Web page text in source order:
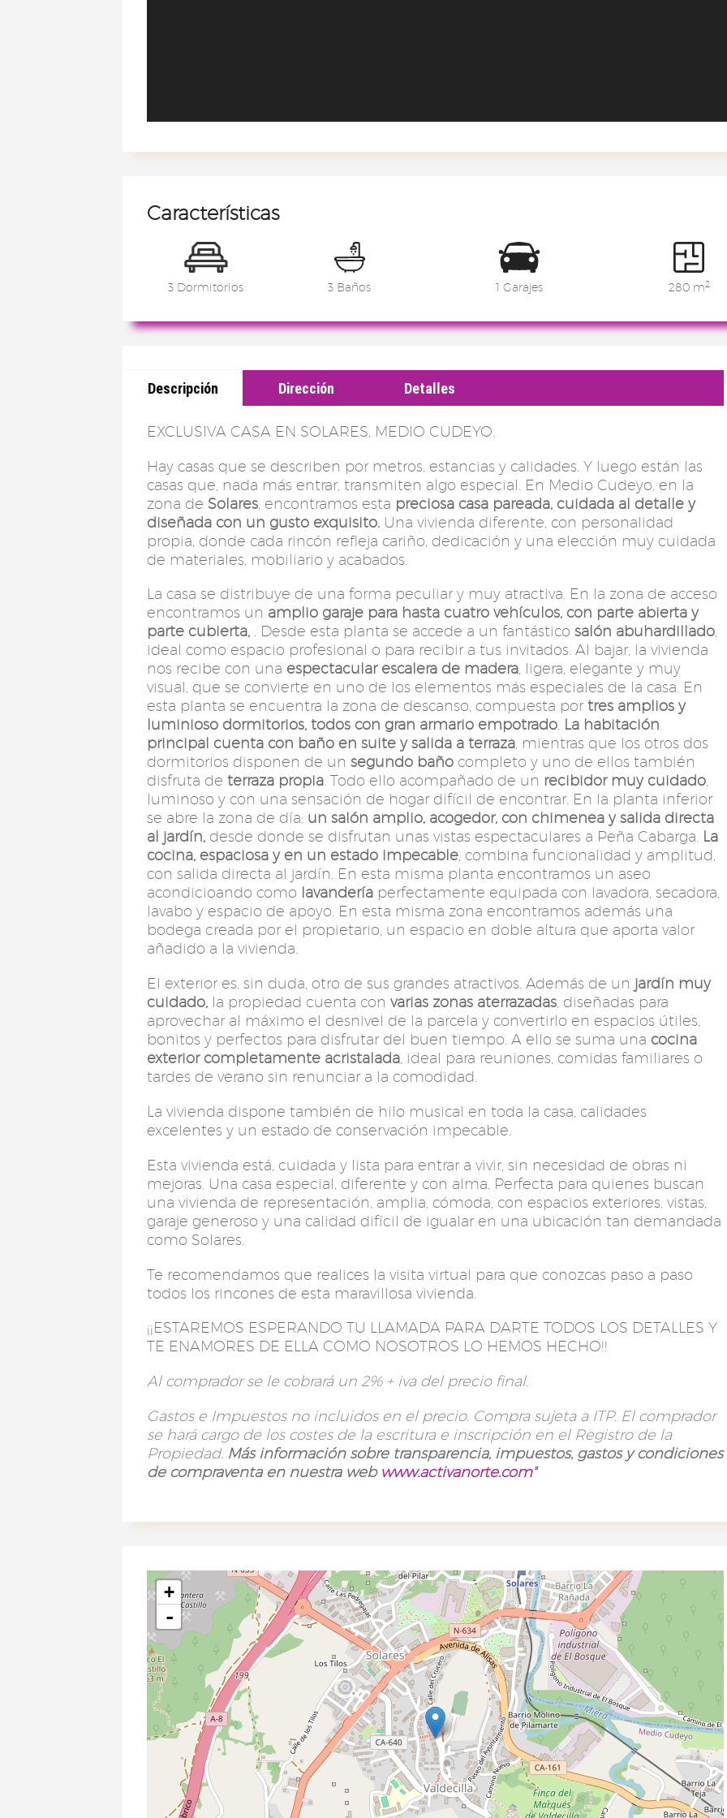
Características
3 Dormitorios 3 Baños 1 Garajes 280 m2
Descripción Dirección Detalles
EXCLUSIVA CASA EN SOLARES, MEDIO CUDEYO.
Hay casas que se describen por metros, estancias y calidades. Y luego están las
casas que, nada más entrar, transmiten algo especial. En Medio Cudeyo, en la
zona de Solares , encontramos esta preciosa casa pareada, cuidada al detalle y
diseñada con un gusto exquisito. Una vivienda diferente, con personalidad
propia, donde cada rincón refleja cariño, dedicación y una elección muy cuidada
de materiales, mobiliario y acabados.
La casa se distribuye de una forma peculiar y muy atractiva. En la zona de acceso
encontramos un amplio garaje para hasta cuatro vehículos, con parte abierta y
parte cubierta, . Desde esta planta se accede a un fantásticosalón abuhardillado,
ideal como espacio profesional o para recibir a tus invitados. Al bajar, la vivienda
nos recibe con una espectacular escalera de madera, ligera, elegante y muy
visual, que se convierte en uno de los elementos más especiales de la casa. En
esta planta se encuentra la zona de descanso, compuesta portres amplios y
luminioso dormitorios, todos con gran armario empotrado. La habitación
principal cuenta con baño en suite y salida a terraza, mientras que los otros dos
dormitorios disponen de unsegundo baño completo y uno de ellos también
disfruta de terraza propia. Todo ello acompañado de un recibidor muy cuidado,
luminoso y con una sensación de hogar difícil de encontrar. En la planta inferior
se abre la zona de día: un salón amplio, acogedor, con chimenea y salida directa
al jardín, desde donde se disfrutan unas vistas espectaculares a Peña Cabarga. La
cocina, espaciosa y en un estado impecable, combina funcionalidad y amplitud,
con salida directa al jardín. En esta misma planta encontramos un aseo
acondicioando como lavandería perfectamente equipada con lavadora, secadora,
lavabo y espacio de apoyo. En esta misma zona encontramos además una
bodega creada por el propietario, un espacio en doble altura que aporta valor
añadido a la vivienda.
El exterior es, sin duda, otro de sus grandes atractivos. Además de un jardín muy
cuidado, la propiedad cuenta convarias zonas aterrazadas , diseñadas para
aprovechar al máximo el desnivel de la parcela y convertirlo en espacios útiles,
bonitos y perfectos para disfrutar del buen tiempo. A ello se suma una cocina
exterior completamente acristalada , ideal para reuniones, comidas familiares o
tardes de verano sin renunciar a la comodidad.
La vivienda dispone también de hilo musical en toda la casa, calidades
excelentes y un estado de conservación impecable.
Esta vivienda está, cuidada y lista para entrar a vivir, sin necesidad de obras ni
mejoras. Una casa especial, diferente y con alma. Perfecta para quienes buscan
una vivienda de representación, amplia, cómoda, con espacios exteriores, vistas,
garaje generoso y una calidad difícil de igualar en una ubicación tan demandada
como Solares.
Te recomendamos que realices la visita virtual para que conozcas paso a paso
todos los rincones de esta maravillosa vivienda.
¡¡ESTAREMOS ESPERANDO TU LLAMADA PARA DARTE TODOS LOS DETALLES Y
TE ENAMORES DE ELLA COMO NOSOTROS LO HEMOS HECHO!!
Al comprador se le cobrará un 2% + iva del precio final.
Gastos e Impuestos no incluidos en el precio. Compra sujeta a ITP. El comprador
se hará cargo de los costes de la escritura e inscripción en el Registro de la
Propiedad. Más información sobre transparencia, impuestos, gastos y condiciones
de compraventa en nuestra web www.activanorte.com"
+
-